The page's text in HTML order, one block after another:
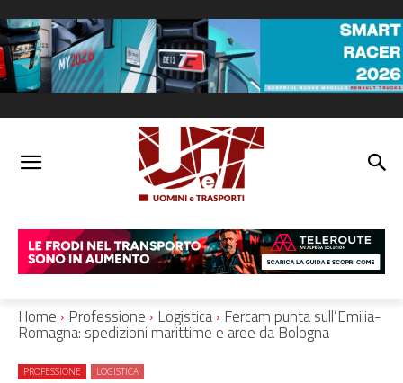
Home Professione Logistica Fercam punta sull’Emilia-
Romagna: spedizioni marittime e aree da Bologna
PROFESSIONE LOGISTICA